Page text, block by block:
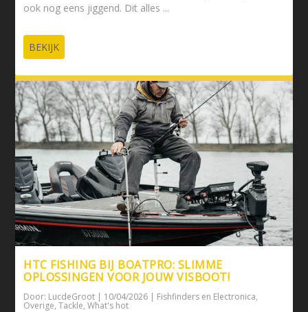
ook nog eens jiggend. Dit alles ...
BEKIJK
HTC FISHING BIJ BOATPRO: SLIMME
OPLOSSINGEN VOOR JOUW VISBOOT!
Door: LucdeGroot | 10/04/2026 | Fishfinders en Electronica,
Overige,Tackle,What's hot